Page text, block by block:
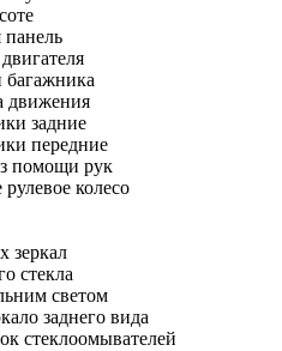
панель
движения
задние
передние
помощи рук
колесо
зеркал
стекла
светом
заднего вида
стеклоомывателей